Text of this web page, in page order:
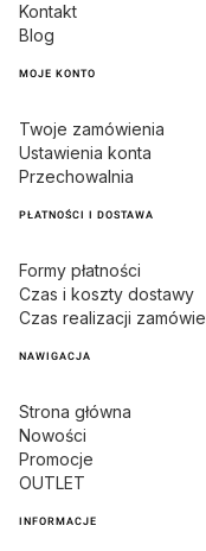
Kontakt
Blog
MOJE KONTO
Twoje zamówienia
Ustawienia konta
Przechowalnia
PŁATNOŚCI I DOSTAWA
Formy płatności
Czas i koszty dostawy
Czas realizacji
NAWIGACJA
Strona główna
Nowości
Promocje
OUTLET
INFORMACJE